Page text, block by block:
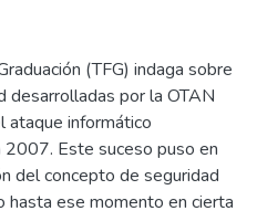
(TFG) indaga sobre
desarrolladas por la OTAN
informático
Este suceso puso en
del concepto de seguridad
hasta ese momento en cierta